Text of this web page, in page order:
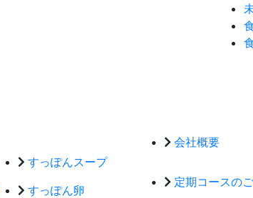
すっぽんスープ
すっぽん卵
会社概要
定期コースの